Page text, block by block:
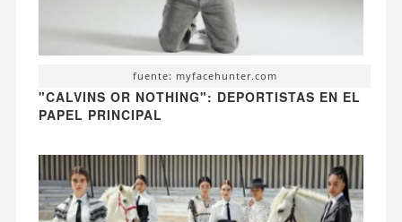
fuente: myfacehunter.com
"CALVINS OR NOTHING": DEPORTISTAS EN EL
PAPEL PRINCIPAL